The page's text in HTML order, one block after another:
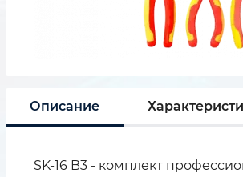
Описание
SK-16 B3 - комплект